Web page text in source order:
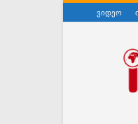
ვიდეო